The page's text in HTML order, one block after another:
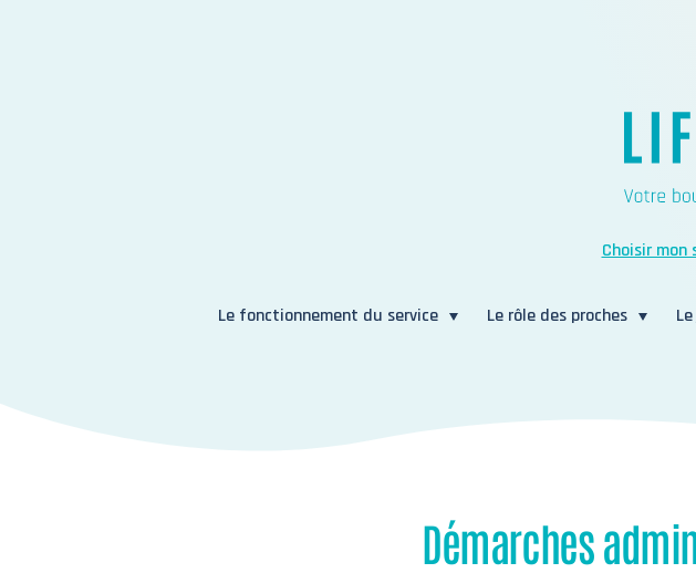
Choisir
Le fonctionnement du service Le rôle des proches
Démarches